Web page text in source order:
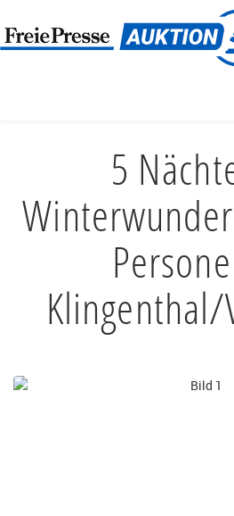
5
Klingenthal/